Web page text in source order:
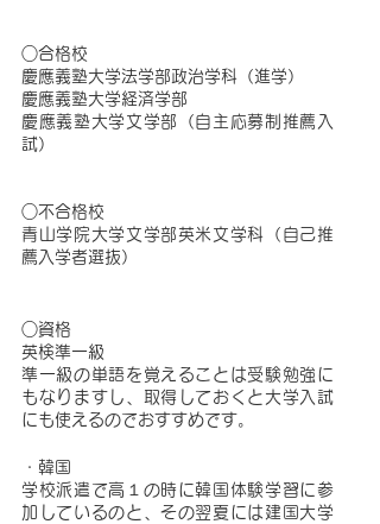
○合格校
慶應義塾大学法学部政治学科（進学）
慶應義塾大学経済学部
慶應義塾大学文学部（自主応募制推薦入
試）
○不合格校
青山学院大学文学部英米文学科（自己推
薦入学者選抜）
○資格
英検準一級
準一級の単語を覚えることは受験勉強に
もなりますし、取得しておくと大学入試
にも使えるのでおすすめです。
・韓国
学校派遣で高１の時に韓国体験学習に参
加しているのと、その翌夏には建国大学